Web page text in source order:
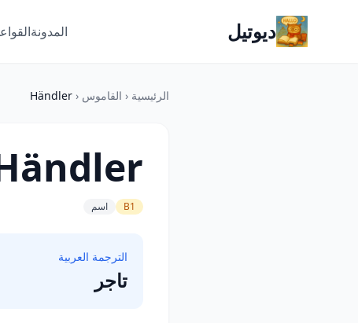
ديوتيل المدونة
الرئيسية ‹ القاموس ‹
Händler
B1 اسم
الترجمة العربية
تاجر